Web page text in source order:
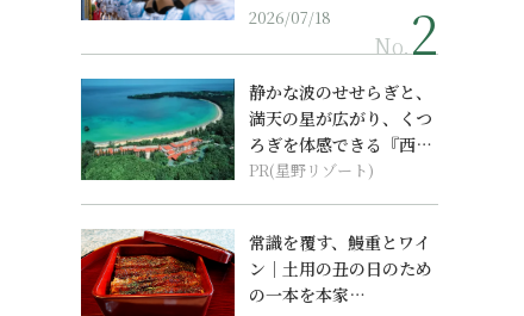
2026/07/18
No.
静かな波のせせらぎと、
満天の星が広がり、くつ
ろぎを体感できる『西表
島ホテル by...
PR(星野リゾート)
常識を覆す、鰻重とワイ
ン｜土用の丑の日のため
の一本を本家…